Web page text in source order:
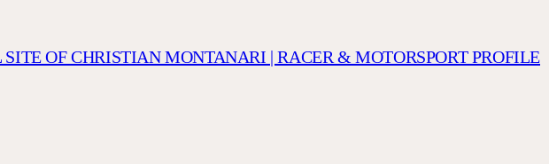
OF CHRISTIAN MONTANARI | RACER & MOTORSPORT PROFILE